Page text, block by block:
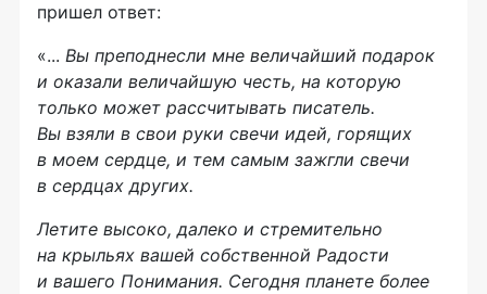
пришел ответ:
«... Вы преподнесли мне величайший подарок
и оказали величайшую честь, на которую
только может рассчитывать писатель.
Вы взяли в свои руки свечи идей, горящих
в моем сердце, и тем самым зажгли свечи
в сердцах других.
Летите высоко, далеко и стремительно
на крыльях вашей собственной Радости
и вашего Понимания. Сегодня планете более